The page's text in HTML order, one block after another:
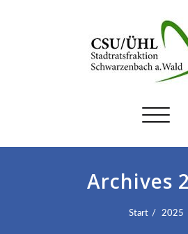
Schalte
Archives
Start 2025